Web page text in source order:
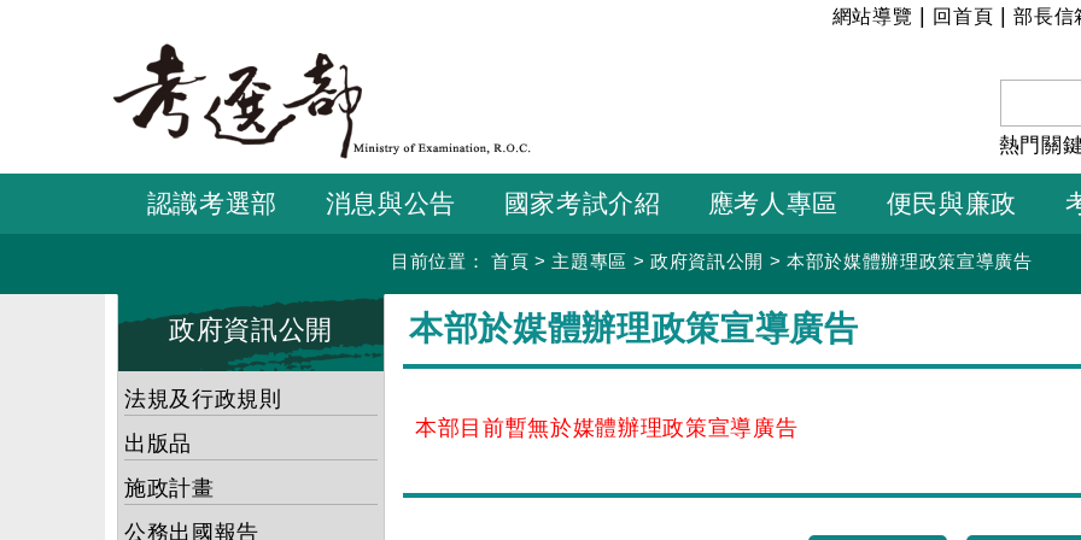
要
容
:::
網站導覽 回首頁 |部長信
熱門關
認識考選部 消息與公告 國家考試介紹 應考人專區 便民與廉政
目前位置： 首頁 > 主題專區 >政府資訊公開 >本部於媒體辦理政策宣導廣告
政府資訊公開
法規及行政規則
出版品
施政計畫
公務出國報告
本部於媒體辦理政策宣導廣告
本部目前暫無於媒體辦理政策宣導廣告